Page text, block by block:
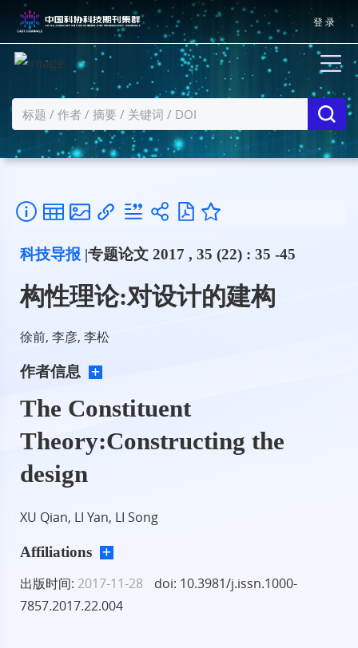
登 录
科技导报 |专题论文 2017 , 35 (22) : 35 -45
构性理论:对设计的建构
徐前, 李彦, 李松
作者信息
The Constituent
Theory:Constructing the
design
XU Qian, LI Yan, LI Song
Affiliations
出版时间: 2017-11-28
doi: 10.3981/j.issn.1000-
7857.2017.22.004